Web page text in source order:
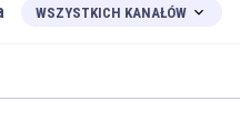
WSZYSTKICH KANAŁÓW